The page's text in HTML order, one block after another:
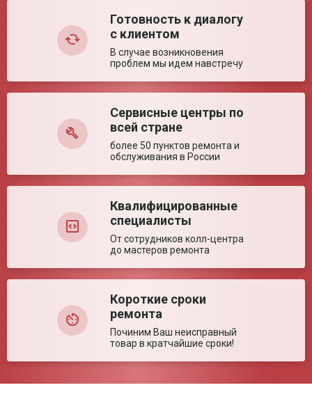
Недостатки:
Оставить отзыв
Готовность к диалогу
с клиентом
В случае возникновения
проблем мы идем навстречу
Сервисные центры по
всей стране
более 50 пунктов ремонта и
обслуживания в России
Квалифицированные
специалисты
От сотрудников колл-центра
до мастеров ремонта
Короткие сроки
ремонта
Починим Ваш неисправный
товар в кратчайшие сроки!